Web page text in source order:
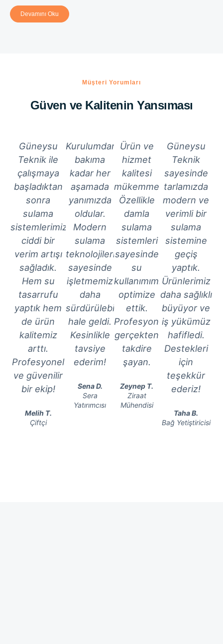
Devamını Oku
Müşteri Yorumları
Güven ve Kalitenin Yansıması
Güneysu
Teknik ile
çalışmaya
başladıktan
sonra
sulama
sistemlerimizde
ciddi bir
verim artışı
sağladık.
Hem su
tasarrufu
yaptık hem
de ürün
kalitemiz
arttı.
Profesyonel
ve güvenilir
bir ekip!
Melih T.
Çiftçi
Kurulumdan
bakıma
kadar her
aşamada
yanımızda
oldular.
Modern
sulama
teknolojileri
sayesinde
işletmemiz
daha
sürdürülebilir
hale geldi.
Kesinlikle
tavsiye
ederim!
Sena D.
Sera
Yatırımcısı
Ürün ve
hizmet
kalitesi
mükemmel!
Özellikle
damla
sulama
sistemleri
sayesinde
su
kullanımımızı
optimize
ettik.
Profesyonellikleri
gerçekten
takdire
şayan.
Zeynep T.
Ziraat
Mühendisi
Güneysu
Teknik
sayesinde
tarlamızda
modern ve
verimli bir
sulama
sistemine
geçiş
yaptık.
Ürünlerimiz
daha sağlıklı
büyüyor ve
iş yükümüz
hafifledi.
Destekleri
için
teşekkür
ederiz!
Taha B.
Bağ Yetiştiricisi